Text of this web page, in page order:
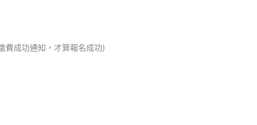
費成功通知，才算報名成功)